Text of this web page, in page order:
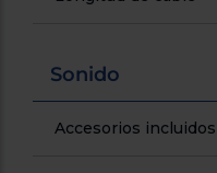
Sonido
Accesorios incluidos